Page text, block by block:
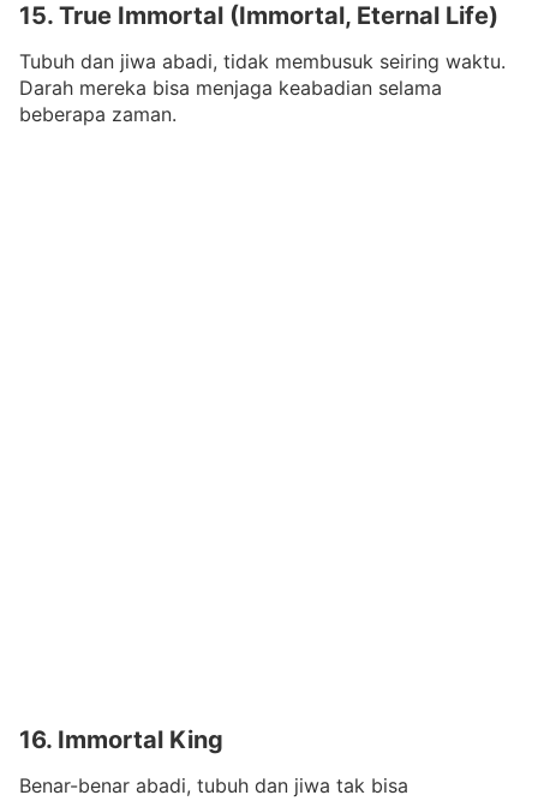
15. True Immortal (Immortal, Eternal Life)
Tubuh dan jiwa abadi, tidak membusuk seiring waktu.
Darah mereka bisa menjaga keabadian selama
beberapa zaman.
16. Immortal King
Benar-benar abadi, tubuh dan jiwa tak bisa